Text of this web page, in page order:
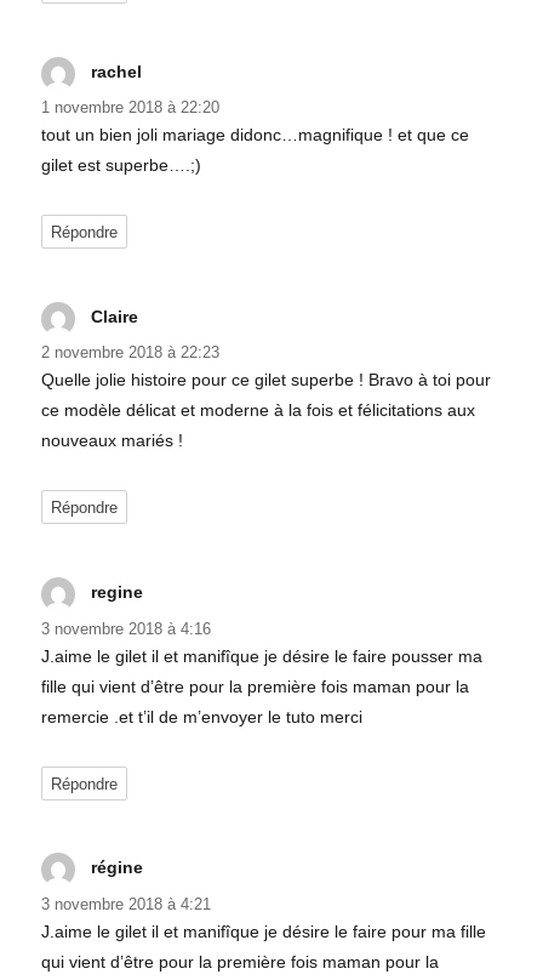
rachel
1 novembre 2018 à 22:20
tout un bien joli mariage didonc…magnifique ! et que ce
gilet est superbe….;)
Répondre
Claire
2 novembre 2018 à 22:23
Quelle jolie histoire pour ce gilet superbe ! Bravo à toi pour
ce modèle délicat et moderne à la fois et félicitations aux
nouveaux mariés !
Répondre
regine
3 novembre 2018 à 4:16
J.aime le gilet il et manifîque je désire le faire pousser ma
fille qui vient d’être pour la première fois maman pour la
remercie .et t’il de m’envoyer le tuto merci
Répondre
régine
3 novembre 2018 à 4:21
J.aime le gilet il et manifîque je désire le faire pour ma fille
qui vient d’être pour la première fois maman pour la